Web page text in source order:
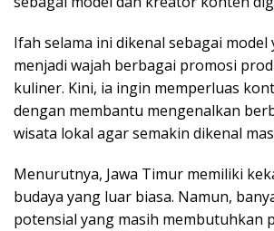
Ifah selama ini dikenal sebagai model
menjadi wajah berbagai promosi
kuliner. Kini, ia ingin memperluas
dengan membantu mengenalkan
wisata lokal agar semakin dikenal
Menurutnya, Jawa Timur memiliki
budaya yang luar biasa. Namun,
potensial yang masih membutuhkan